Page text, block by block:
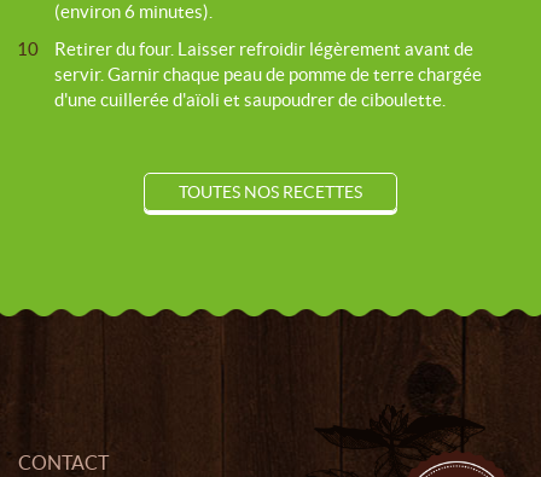
(environ 6 minutes).
10
Retirer du four. Laisser refroidir légèrement avant de
servir. Garnir chaque peau de pomme de terre chargée
d'une cuillerée d'aïoli et saupoudrer de ciboulette.
TOUTES NOS RECETTES
CONTACT